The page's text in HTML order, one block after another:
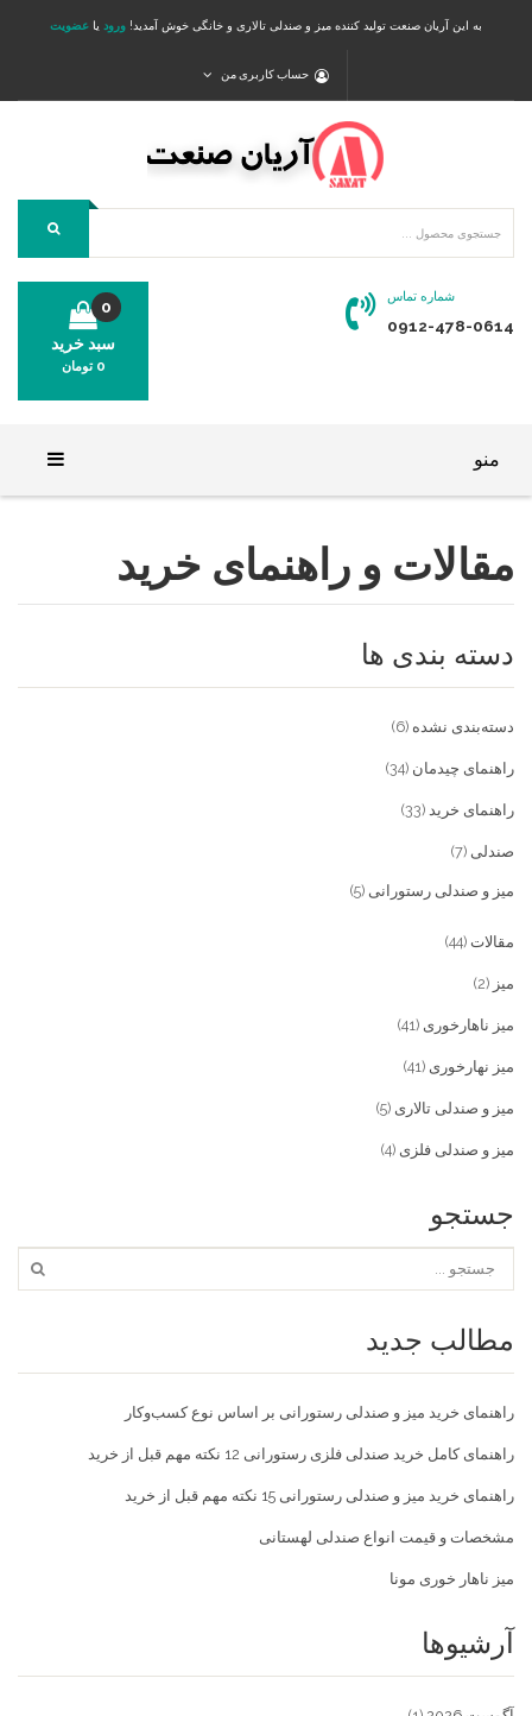
به این آریان صنعت تولید کننده میز و صندلی تالاری و خانگی خوش آمدید! ورود یا عضویت
حساب کاربری من
شماره تماس
0912-478-0614
سبد خرید
0
0 تومان
منو
فروشگاه
میز و صندلی خانگی
تماس با ما
خدمات
تماس با ما
سوالات متداول
پیش پرداخت
مقالات و راهنمای خرید
دسته بندی ها
دسته‌بندی نشده (6)
راهنمای چیدمان (34)
راهنمای خرید (33)
صندلی (7)
میز و صندلی رستورانی (5)
مقالات (44)
میز (2)
میز ناهارخوری (41)
میز نهارخوری (41)
میز و صندلی تالاری (5)
میز و صندلی فلزی (4)
جستجو
مطالب جدید
راهنمای خرید میز و صندلی رستورانی بر اساس نوع کسب‌و‌کار
راهنمای کامل خرید صندلی فلزی رستورانی 12 نکته مهم قبل از خرید
راهنمای خرید میز و صندلی رستورانی 15 نکته مهم قبل از خرید
مشخصات و قیمت انواع صندلی لهستانی
میز ناهار خوری مونا
آرشیوها